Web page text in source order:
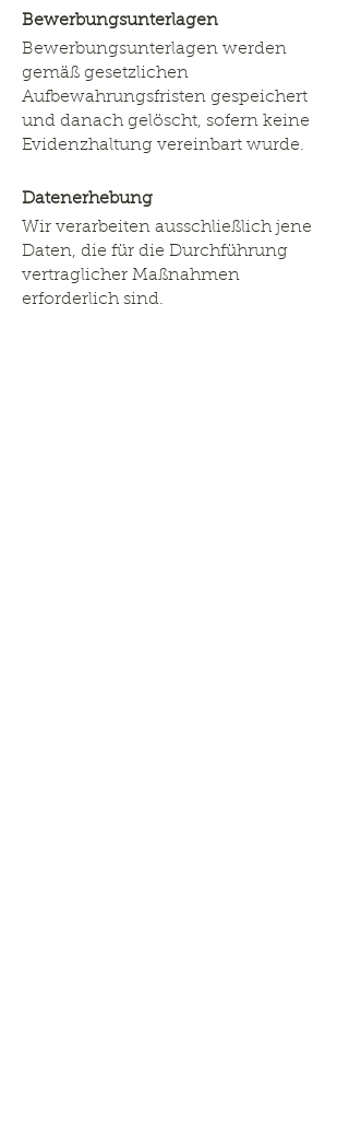
Bewerbungsunterlagen
Bewerbungsunterlagen werden
gemäß gesetzlichen
Aufbewahrungsfristen gespeichert
und danach gelöscht, sofern keine
Evidenzhaltung vereinbart wurde.
Datenerhebung
Wir verarbeiten ausschließlich jene
Daten, die für die Durchführung
vertraglicher Maßnahmen
erforderlich sind.